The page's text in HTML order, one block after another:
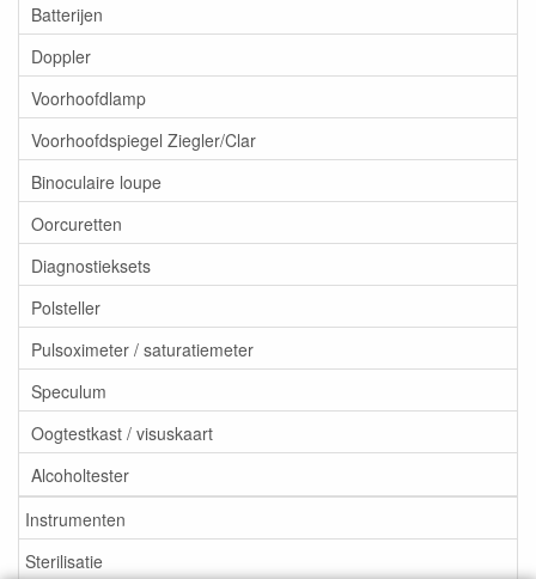
Batterijen
Doppler
Voorhoofdlamp
Voorhoofdspiegel Ziegler/Clar
Binoculaire loupe
Oorcuretten
Diagnostieksets
Polsteller
Pulsoximeter / saturatiemeter
Speculum
Oogtestkast / visuskaart
Alcoholtester
Instrumenten
Sterilisatie